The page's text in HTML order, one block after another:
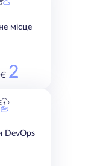
місце
€ 2
DevOps